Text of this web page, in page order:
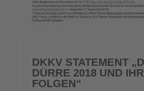
DKKV STATEMENT
DÜRRE 2018 UND
FOLGEN“